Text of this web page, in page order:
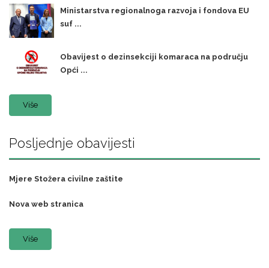
Ministarstva regionalnoga razvoja i fondova EU
suf ...
Obavijest o dezinsekciji komaraca na području
Opći ...
Više
Posljednje obavijesti
Mjere Stožera civilne zaštite
Nova web stranica
Više